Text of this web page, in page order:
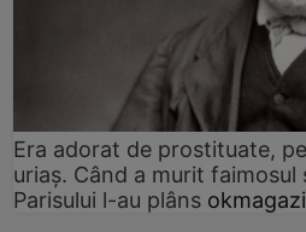
Era adorat de prostituate,
uriaș. Când a murit
Parisului l-au plâns